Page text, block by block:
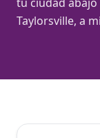
Taylorsville, a